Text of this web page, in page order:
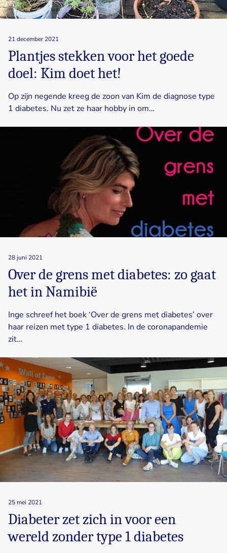
21 december 2021
Plantjes stekken voor het goede
doel: Kim doet het!
Op zijn negende kreeg de zoon van Kim de diagnose type
1 diabetes. Nu zet ze haar hobby in om…
28 juni 2021
Over de grens met diabetes: zo gaat
het in Namibië
Inge schreef het boek ‘Over de grens met diabetes’ over
haar reizen met type 1 diabetes. In de coronapandemie
zit…
25 mei 2021
Diabeter zet zich in voor een
wereld zonder type 1 diabetes